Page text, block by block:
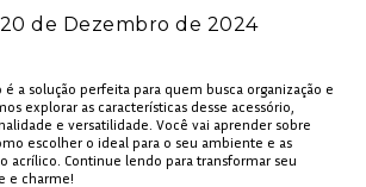
de Dezembro de 2024
a solução perfeita para quem busca organização e
explorar as características desse acessório,
e versatilidade. Você vai aprender sobre
escolher o ideal para o seu ambiente e as
acrílico. Continue lendo para transformar seu
e charme!